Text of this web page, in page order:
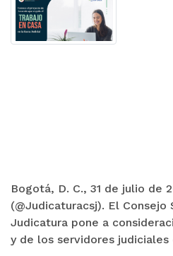
Bogotá, D. C., 31 de julio de
(@Judicaturacsj). El Consejo
Judicatura pone a
y de los servidores judiciales